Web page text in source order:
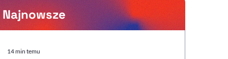
Najnowsze
14 min temu